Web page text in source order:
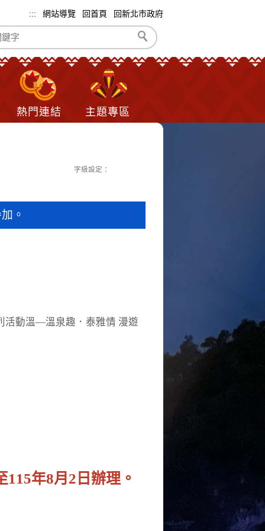
::: 網站導覽 回首頁 回新北市政府
熱門連結 主題專區
字級設定：
。
活動溫—溫泉趣．泰雅情 漫遊
年8月2日辦理。